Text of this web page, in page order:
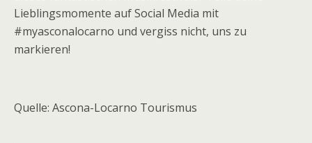
Lieblingsmomente auf Social Media mit
#myasconalocarno und vergiss nicht, uns zu
markieren!
Quelle: Ascona-Locarno Tourismus